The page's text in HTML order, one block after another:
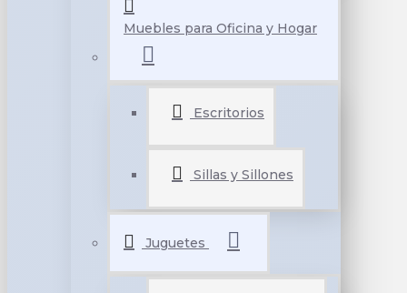
Muebles para Oficina y Hogar
Escritorios
Sillas y Sillones
Juguetes